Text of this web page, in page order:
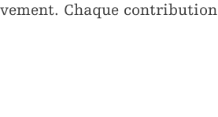
Chaque contribution